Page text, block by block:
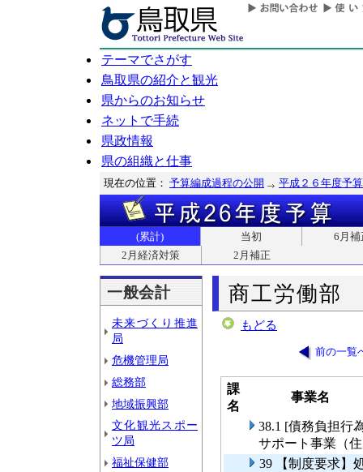
テーマでさがす
鳥取県の紹介と観光
県からのお知らせ
ネットで手続
県政情報
県の組織と仕事
現在の位置： 予算編成過程の公開 平成２６年度予算
(累計) 当初
6月補
2月経済対策
2月補正
一般会計
未来づくり推進
局
危機管理局
総務部
地域振興部
文化観光スポー
ツ局
福祉保健部
商工労働部
もどる
前の一覧
課
名
事業名
38.1 [債務負担行
サポート事業（
39 【制度要求】